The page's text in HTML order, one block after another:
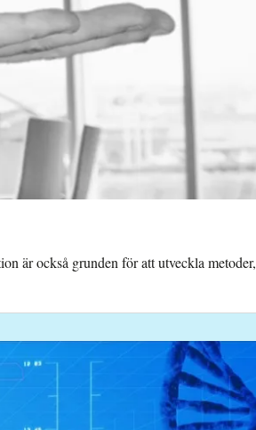
är också grunden för att utveckla metoder,